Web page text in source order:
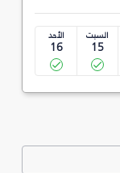
السبت
15
الأحد
16